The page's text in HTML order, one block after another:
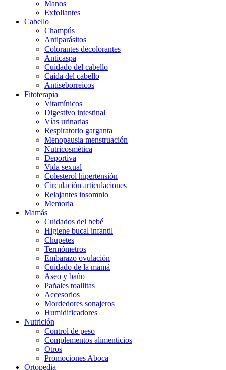
Manos
Exfoliantes
Cabello
Champús
Antiparásitos
Colorantes decolorantes
Anticaspa
Cuidado del cabello
Caída del cabello
Antiseborreicos
Fitoterapia
Vitamínicos
Digestivo intestinal
Vías urinarias
Respiratorio garganta
Menopausia menstruación
Nutricosmética
Deportiva
Vida sexual
Colesterol hipertensión
Circulación articulaciones
Relajantes insomnio
Memoria
Mamás
Cuidados del bebé
Higiene bucal infantil
Chupetes
Termómetros
Embarazo ovulación
Cuidado de la mamá
Aseo y baño
Pañales toallitas
Accesorios
Mordedores sonajeros
Humidificadores
Nutrición
Control de peso
Complementos alimenticios
Otros
Promociones Aboca
Ortopedia